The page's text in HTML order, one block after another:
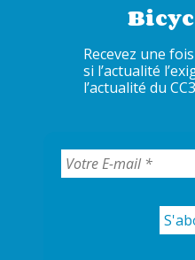
Recevez une
si l’actualité
l’actualité du